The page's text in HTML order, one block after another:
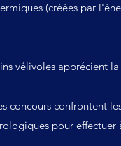
(créées par
vélivoles apprécient
concours confrontent
pour effectuer